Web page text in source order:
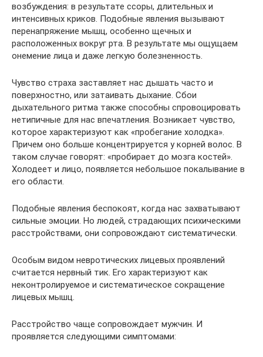
возбуждения: в результате ссоры, длительных и
интенсивных криков. Подобные явления вызывают
перенапряжение мышц, особенно щечных и
расположенных вокруг рта. В результате мы ощущаем
онемение лица и даже легкую болезненность.
Чувство страха заставляет нас дышать часто и
поверхностно, или затаивать дыхание. Сбои
дыхательного ритма также способны спровоцировать
нетипичные для нас впечатления. Возникает чувство,
которое характеризуют как «пробегание холодка».
Причем оно больше концентрируется у корней волос. В
таком случае говорят: «пробирает до мозга костей».
Холодеет и лицо, появляется небольшое покалывание в
его области.
Подобные явления беспокоят, когда нас захватывают
сильные эмоции. Но людей, страдающих психическими
расстройствами, они сопровождают систематически.
Особым видом невротических лицевых проявлений
считается нервный тик. Его характеризуют как
неконтролируемое и систематическое сокращение
лицевых мышц.
Расстройство чаще сопровождает мужчин. И
проявляется следующими симптомами: